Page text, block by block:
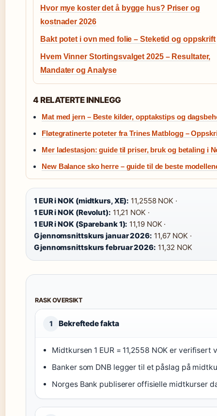
Hvor mye koster det å bygge hus? Priser og
kostnader 2026
Bakt potet i ovn med folie – Steketid og oppskrift
Hvem Vinner Stortingsvalget 2025 – Resultater,
Mandater og Analyse
4 RELATERTE INNLEGG
Mat med jern – Beste kilder, opptakstips og
Fløtegratinerte poteter fra Trines Matblogg –
Mer ladestasjon: guide til priser, bruk og betaling i
New Balance sko herre – guide til de beste
1 EUR i NOK (midtkurs, XE): 11,2558 NOK ·
1 EUR i NOK (Revolut): 11,21 NOK ·
1 EUR i NOK (Sparebank 1): 11,19 NOK ·
Gjennomsnittskurs januar 2026: 11,67 NOK ·
Gjennomsnittskurs februar 2026: 11,32 NOK
RASK OVERSIKT
1 Bekreftede fakta
Midtkursen 1 EUR = 11,2558 NOK er verifisert
Banker som DNB legger til et påslag på
Norges Bank publiserer offisielle midtkurser